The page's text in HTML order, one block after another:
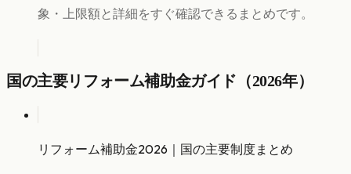
象・上限額と詳細をすぐ確認できるまとめです。
国の主要リフォーム補助金ガイド（2026年）
リフォーム補助金2026｜国の主要制度まとめ